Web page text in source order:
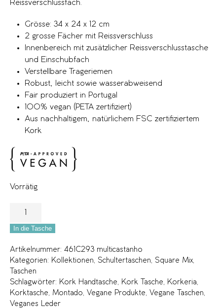
Reissverschlussfach.
Grösse: 34 x 24 x 12 cm
2 grosse Fächer mit Reissverschluss
Innenbereich mit zusätzlicher Reissverschlusstasche
und Einschubfach
Verstellbare Trageriemen
Robust, leicht sowie wasserabweisend
Fair produziert in Portugal
100% vegan (PETA zertifiziert)
Aus nachhaltigem, natürlichem FSC zertifiziertem
Kork
Vorrätig
In die Tasche
Artikelnummer: 461C293 multicastanho
Kategorien: Kollektionen, Schultertaschen, Square Mix,
Taschen
Schlagwörter: Kork Handtasche, Kork Tasche, Korkeria,
Korktasche, Montado, Vegane Produkte, Vegane Taschen,
Veganes Leder